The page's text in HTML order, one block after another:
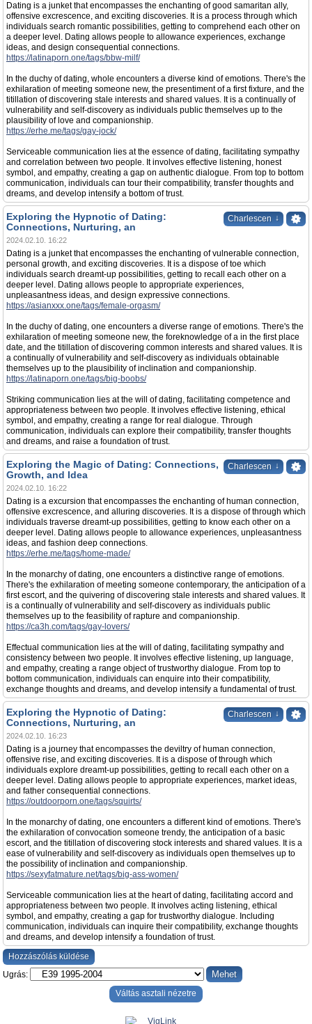
Dating is a junket that encompasses the enchanting of good samaritan ally,
offensive excrescence, and exciting discoveries. It is a process through which
individuals search romantic possibilities, getting to comprehend each other on
a deeper level. Dating allows people to allowance experiences, exchange
ideas, and design consequential connections.
https://latinaporn.one/tags/bbw-milf/
In the duchy of dating, whole encounters a diverse kind of emotions. There's the
exhilaration of meeting someone new, the presentiment of a first fixture, and the
titillation of discovering stale interests and shared values. It is a continually of
vulnerability and self-discovery as individuals public themselves up to the
plausibility of love and companionship.
https://erhe.me/tags/gay-jock/
Serviceable communication lies at the essence of dating, facilitating sympathy
and correlation between two people. It involves effective listening, honest
symbol, and empathy, creating a gap on authentic dialogue. From top to bottom
communication, individuals can tour their compatibility, transfer thoughts and
dreams, and develop intensify a bottom of trust.
Charlescen ↓
Exploring the Hypnotic of Dating:
Connections, Nurturing, an
2024.02.10. 16:22
Dating is a junket that encompasses the enchanting of vulnerable connection,
personal growth, and exciting discoveries. It is a dispose of toe which
individuals search dreamt-up possibilities, getting to recall each other on a
deeper level. Dating allows people to appropriate experiences,
unpleasantness ideas, and design expressive connections.
https://asianxxx.one/tags/female-orgasm/
In the duchy of dating, one encounters a diverse range of emotions. There's the
exhilaration of meeting someone new, the foreknowledge of a in the first place
date, and the titillation of discovering common interests and shared values. It is
a continually of vulnerability and self-discovery as individuals obtainable
themselves up to the plausibility of inclination and companionship.
https://latinaporn.one/tags/big-boobs/
Striking communication lies at the will of dating, facilitating competence and
appropriateness between two people. It involves effective listening, ethical
symbol, and empathy, creating a range for real dialogue. Through
communication, individuals can explore their compatibility, transfer thoughts
and dreams, and raise a foundation of trust.
Charlescen ↓
Exploring the Magic of Dating: Connections,
Growth, and Idea
2024.02.10. 16:22
Dating is a excursion that encompasses the enchanting of human connection,
offensive excrescence, and alluring discoveries. It is a dispose of through which
individuals traverse dreamt-up possibilities, getting to know each other on a
deeper level. Dating allows people to allowance experiences, unpleasantness
ideas, and fashion deep connections.
https://erhe.me/tags/home-made/
In the monarchy of dating, one encounters a distinctive range of emotions.
There's the exhilaration of meeting someone contemporary, the anticipation of a
first escort, and the quivering of discovering stale interests and shared values. It
is a continually of vulnerability and self-discovery as individuals public
themselves up to the feasibility of rapture and companionship.
https://ca3h.com/tags/gay-lovers/
Effectual communication lies at the will of dating, facilitating sympathy and
consistency between two people. It involves effective listening, up language,
and empathy, creating a range object of trustworthy dialogue. From top to
bottom communication, individuals can enquire into their compatibility,
exchange thoughts and dreams, and develop intensify a fundamental of trust.
Charlescen ↓
Exploring the Hypnotic of Dating:
Connections, Nurturing, an
2024.02.10. 16:23
Dating is a journey that encompasses the deviltry of human connection,
offensive rise, and exciting discoveries. It is a dispose of through which
individuals explore dreamt-up possibilities, getting to recall each other on a
deeper level. Dating allows people to appropriate experiences, market ideas,
and father consequential connections.
https://outdoorporn.one/tags/squirts/
In the monarchy of dating, one encounters a different kind of emotions. There's
the exhilaration of convocation someone trendy, the anticipation of a basic
escort, and the titillation of discovering stock interests and shared values. It is a
ease of vulnerability and self-discovery as individuals open themselves up to
the possibility of inclination and companionship.
https://sexyfatmature.net/tags/big-ass-women/
Serviceable communication lies at the heart of dating, facilitating accord and
appropriateness between two people. It involves acting listening, ethical
symbol, and empathy, creating a gap for trustworthy dialogue. Including
communication, individuals can inquire their compatibility, exchange thoughts
and dreams, and develop intensify a foundation of trust.
Hozzászólás küldése
Ugrás:
Váltás asztali nézetre